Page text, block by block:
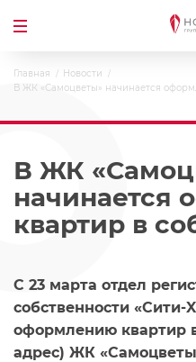
Главная
Новости
В ЖК «Самоцветы» начинается
В ЖК
начинается
квартир в
С 23 марта отдел
собственности «Сити-
оформлению квартир
адрес) ЖК